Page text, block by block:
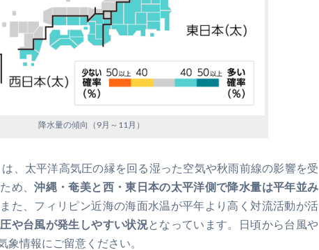
降水量の傾向（9月～11月）
、太平洋高気圧の縁を回る湿った空気や秋雨前線の影響を受
め、沖縄・奄美と西・東日本の太平洋側で降水量は平年並み
た、フィリピン近海の海面水温が平年より高く対流活動が活
や台風が発生しやすい状況 となっています。日頃から台風や
象情報にご留意ください。